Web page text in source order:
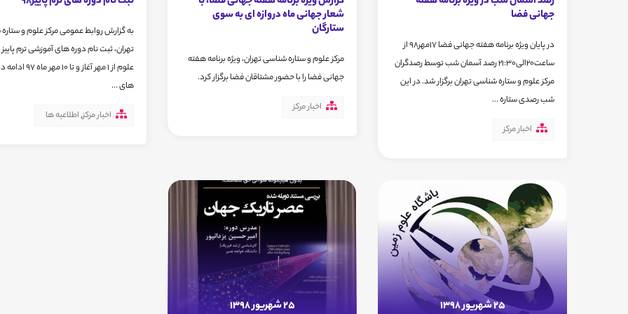
جهانی فضا
در پایان ویژه برنامه هفته جهانی فضا 17مهر98 از
ساعت20الی21:30 رصد آسمان شب توسط رصدگران
مرکز علوم و ستاره شناسی تهران برگزار شد. در این
شب رصدی ستاره ...
اخبار مرکز
شعار جهانی ماه دروازه ای به سوی
ستارگان
مرکز علوم و ستاره شناسی تهران، ويژه برنامه هفته
جهانی فضا را با حضور مشتاقان فضا برگزار کرد.
اخبار مرکز
به گزارش روابط عمومی مرکز علوم و
تهران، ثبت نام دوره های آموزشی ترم پاییز
علوم از 1 مهر آغاز و تا
های ...
اخبار مرکز,اطلاعیه ها
25 شهریور 1398 25 شهریور 1398